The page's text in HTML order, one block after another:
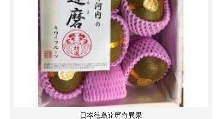
日本德島達磨奇異果